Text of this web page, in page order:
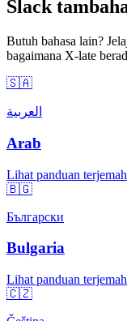
Slack
Butuh bahasa lain?
bagaimana X-late
🇸🇦
العربية
Arab
Lihat panduan
🇧🇬
Български
Bulgaria
Lihat panduan
🇨🇿